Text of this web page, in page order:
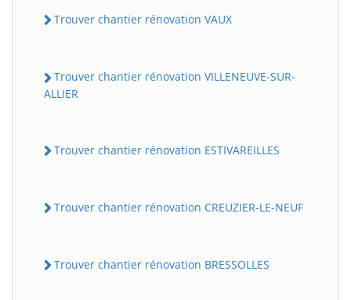
Trouver chantier rénovation VAUX
Trouver chantier rénovation VILLENEUVE-SUR-
ALLIER
Trouver chantier rénovation ESTIVAREILLES
Trouver chantier rénovation CREUZIER-LE-NEUF
Trouver chantier rénovation BRESSOLLES